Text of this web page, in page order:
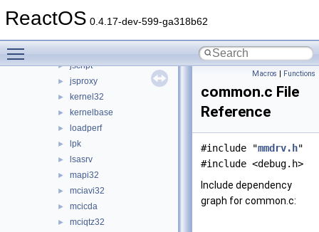
ReactOS 0.4.17-dev-599-ga318b62
► iprtprio
► jscript
► jsproxy
► kernel32
► kernelbase
► loadperf
► lpk
► lsasrv
► mapi32
► mciavi32
► mcicda
► mciqtz32
Macros | Functions
common.c File
Reference
#include "mmdrv.h"
#include <debug.h>
Include dependency
graph for common.c: